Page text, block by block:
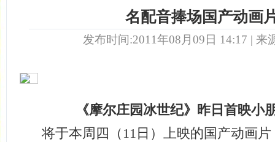
名配音捧场国产动画
发布时间:2011年08月09日 14:17 | 来
《摩尔庄园冰世纪》昨日首映小
将于本周四（11日）上映的国产动画